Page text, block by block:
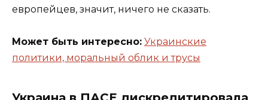
европейцев, значит, ничего не сказать.
Может быть интересно: Украинские
политики, моральный облик и трусы